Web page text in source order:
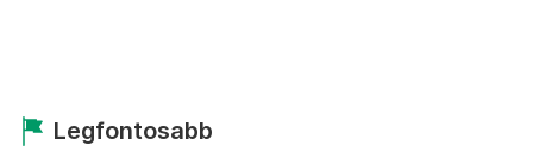
Legfontosabb